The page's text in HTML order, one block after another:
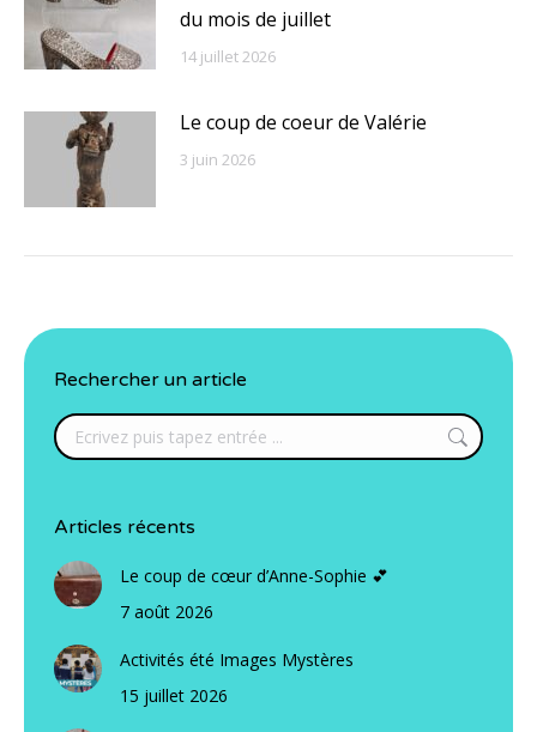
du mois de juillet
14 juillet 2026
Le coup de coeur de Valérie
3 juin 2026
Rechercher un article
Search:
Articles récents
Le coup de cœur d’Anne-Sophie 💕
7 août 2026
Activités été Images Mystères
15 juillet 2026